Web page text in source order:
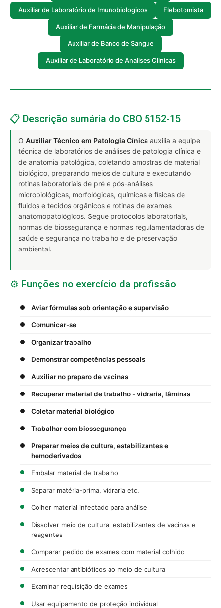
Auxiliar de Laboratório de Imunobiologicos Flebotomista
Auxiliar de Farmácia de Manipulação
Auxiliar de Banco de Sangue
Auxiliar de Laboratório de Analises Clinicas
📋 Descrição sumária do CBO 5152-15
O Auxiliar Técnico em Patologia Cínica auxilia a equipe
técnica de laboratórios de análises de patologia clínica e
de anatomia patológica, coletando amostras de material
biológico, preparando meios de cultura e executando
rotinas laboratoriais de pré e pós-análises
microbiológicas, morfológicas, químicas e físicas de
fluidos e tecidos orgânicos e rotinas de exames
anatomopatológicos. Segue protocolos laboratoriais,
normas de biossegurança e normas regulamentadoras de
saúde e segurança no trabalho e de preservação
ambiental.
⚙️ Funções no exercício da profissão
Aviar fórmulas sob orientação e supervisão
Comunicar-se
Organizar trabalho
Demonstrar competências pessoais
Auxiliar no preparo de vacinas
Recuperar material de trabalho - vidraria, lâminas
Coletar material biológico
Trabalhar com biossegurança
Preparar meios de cultura, estabilizantes e
hemoderivados
Embalar material de trabalho
Separar matéria-prima, vidraria etc.
Colher material infectado para análise
Dissolver meio de cultura, estabilizantes de vacinas e
reagentes
Comparar pedido de exames com material colhido
Acrescentar antibióticos ao meio de cultura
Examinar requisição de exames
Usar equipamento de proteção individual